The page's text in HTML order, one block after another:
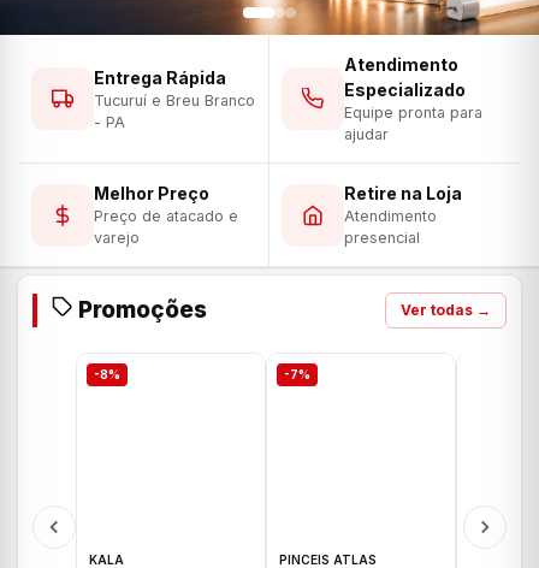
Entrega Rápida
Tucuruí e Breu Branco
- PA
Atendimento
Especializado
Equipe pronta para
ajudar
Melhor Preço
Preço de atacado e
varejo
Retire na Loja
Atendimento
presencial
Promoções Ver todas →
-8%
KALA
-7%
PINCEIS ATLAS